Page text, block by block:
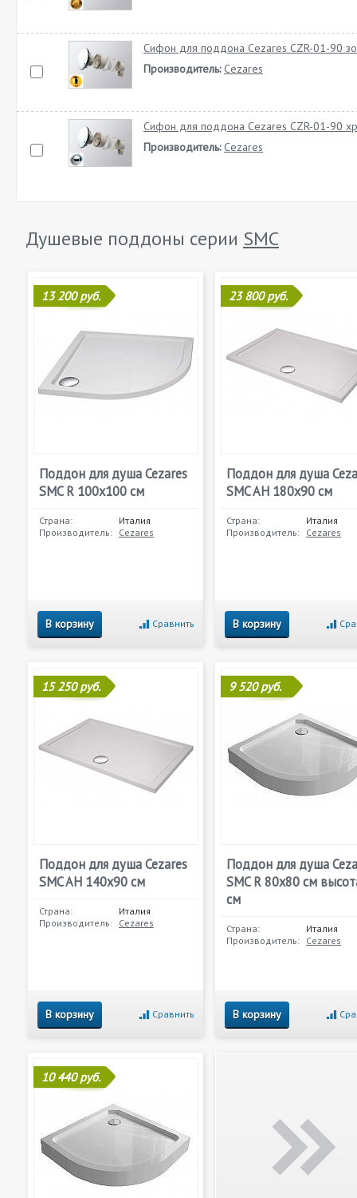
Сифон для поддона Cezares CZR-01-90
Производитель: Cezares
Сифон для поддона Cezares CZR-01-90
Производитель: Cezares
Душевые поддоны серии SMC
13 200 руб.
Поддон для душа Cezares
SMC R 100x100 см
Страна:
Италия
Производитель: Cezares
В корзину Сравнить
23 800 руб.
Поддон для душа
SMC AH 180x90 см
Страна:
Италия
Производитель: Cezares
В корзину
15 250 руб.
Поддон для душа Cezares
SMC AH 140x90 см
Страна:
Италия
Производитель: Cezares
В корзину Сравнить
9 520 руб.
Поддон для душа
SMC R 80x80 см
см
Страна:
Италия
Производитель: Cezares
В корзину
10 440 руб.